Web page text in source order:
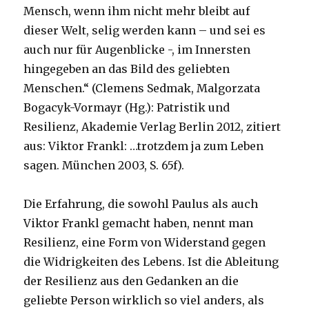
Mensch, wenn ihm nicht mehr bleibt auf
dieser Welt, selig werden kann – und sei es
auch nur für Augenblicke -, im Innersten
hingegeben an das Bild des geliebten
Menschen.“ (Clemens Sedmak, Malgorzata
Bogacyk-Vormayr (Hg.): Patristik und
Resilienz, Akademie Verlag Berlin 2012, zitiert
aus: Viktor Frankl: …trotzdem ja zum Leben
sagen. München 2003, S. 65f).
Die Erfahrung, die sowohl Paulus als auch
Viktor Frankl gemacht haben, nennt man
Resilienz, eine Form von Widerstand gegen
die Widrigkeiten des Lebens. Ist die Ableitung
der Resilienz aus den Gedanken an die
geliebte Person wirklich so viel anders, als